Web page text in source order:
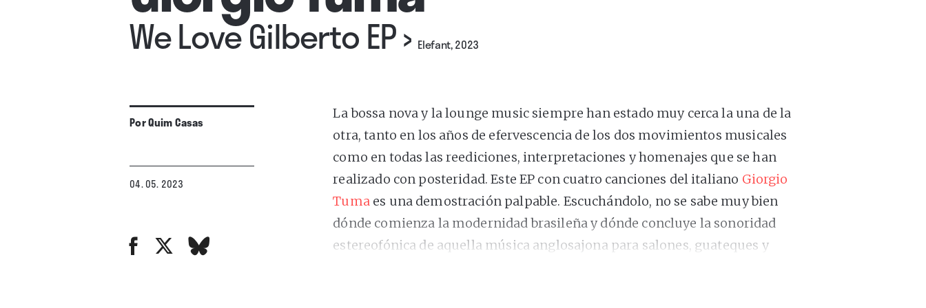
We Love Gilberto EP› Elefant, 2023
PorQuim Casas
04. 05. 2023
La bossa nova y la lounge music siempre han estado muy cerca la una de la
otra, tanto en los años de efervescencia de los dos movimientos musicales
como en todas las reediciones, interpretaciones y homenajes que se han
realizado con posteridad. Este EP con cuatro canciones del italiano Giorgio
Tumaes una demostración palpable. Escuchándolo, no se sabe muy bien
dónde comienza la modernidad brasileña y dónde concluye la sonoridad
estereofónica de aquella música anglosajona para salones, guateques y